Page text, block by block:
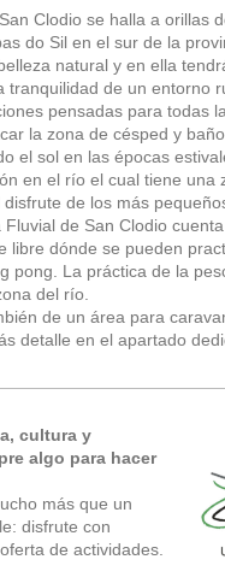
Clodio se halla a orillas
do Sil en el sur de la
natural y en ella
tranquilidad de un entorno
pensadas para todas
la zona de césped y
el sol en las épocas
en el río el cual tiene una
de los más
Fluvial de San Clodio
libre dónde se pueden
pong. La práctica de la
del río.
de un área para
detalle en el apartado
cultura y
algo para hacer
más que un
disfrute con
de actividades.